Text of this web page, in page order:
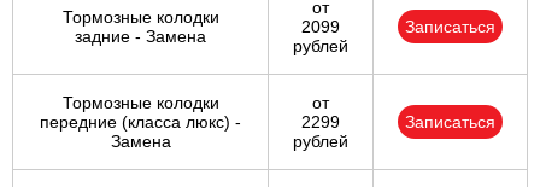
Тормозные колодки
задние - Замена
от
2099
рублей
Записаться
Тормозные колодки
передние (класса люкс) -
Замена
от
2299
рублей
Записаться